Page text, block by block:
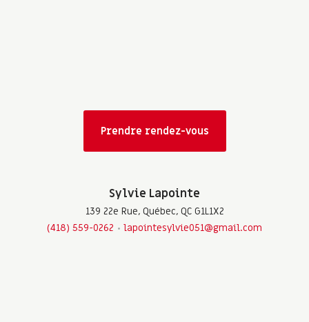
Prendre rendez-vous
Sylvie Lapointe
139 22e Rue, Québec, QC G1L1X2
(418) 559-0262
lapointesylvie051@gmail.com